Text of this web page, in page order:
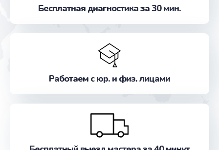
Бесплатная диагностика за 30 мин.
Работаем с юр. и физ. лицами